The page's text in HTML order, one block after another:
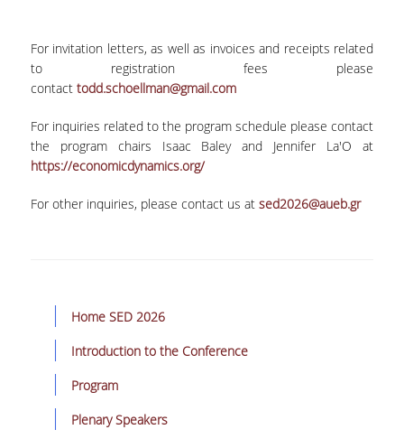
ΕΠΙΤΙΜΟΙ ΔΙΔΑΚΤΟΡΕΣ
ΕΙΔΙΚΟ ΠΡΟΣΩΠΙΚΟ
ΑΚΑΔΗΜΑΪΚΟΙ ΥΠΟΤΡΟΦΟΙ
ΕΝΤΕΤΑΛΜΕΝΟΙ ΔΙΔΑΣΚΟΝΤΕΣ
Ε.Τ.Ε.Π
For invitation letters, as well as invoices and receipts related
to registration fees please
contact todd.schoellman@gmail.com
For inquiries related to the program schedule please contact
the program chairs Isaac Baley and Jennifer La'O at
https://economicdynamics.org/
For other inquiries, please contact us at sed2026@aueb.gr
Home SED 2026
Introduction to the Conference
Program
Plenary Speakers